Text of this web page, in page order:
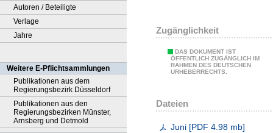
Autoren / Beteiligte
Verlage
Jahre
Weitere E-Pflichtsammlungen
Publikationen aus dem
Regierungsbezirk Düsseldorf
Publikationen aus den
Regierungsbezirken Münster,
Arnsberg und Detmold
Zugänglichkeit
DAS DOKUMENT IST
ÖFFENTLICH ZUGÄNGLICH IM
RAHMEN DES DEUTSCHEN
URHEBERRECHTS.
Dateien
Juni [PDF 4.98 mb]